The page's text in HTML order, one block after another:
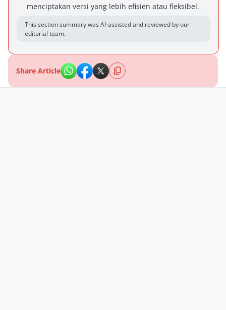
menciptakan versi yang lebih efisien atau fleksibel.
This section summary was AI-assisted and reviewed by our
editorial team.
Share Article